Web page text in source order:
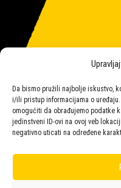
Da bismo pružili najbolje iskustvo,
i/ili pristup informacijama o
omogućiti da obrađujemo podatke
jedinstveni ID-ovi na ovoj veb
negativno uticati na određene